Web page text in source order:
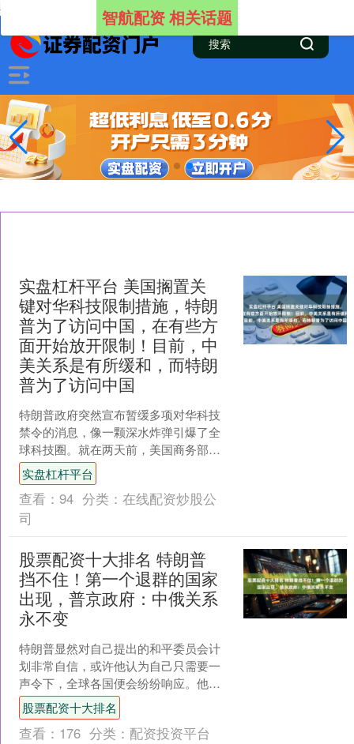
--> 智航配资 相关话题
实盘杠杆平台 美国搁置关
键对华科技限制措施，特朗
普为了访问中国，在有些方
面开始放开限制！目前，中
美关系是有所缓和，而特朗
普为了访问中国
特朗普政府突然宣布暂缓多项对华科技
禁令的消息，像一颗深水炸弹引爆了全
球科技圈。就在两天前，美国商务部刚
把中国电信、TP-Link路由器这些中国企
业从实体清单里捞....
实盘杠杆平台
查看： 94 分类： 在线配资炒股公
司
股票配资十大排名 特朗普
挡不住！第一个退群的国家
出现，普京政府：中俄关系
永不变
特朗普显然对自己提出的和平委员会计
划非常自信，或许他认为自己只需要一
声令下，全球各国便会纷纷响应。他甚
至选择将这个委员会的加入签约仪式安
排在达沃斯经济论坛上，打....
股票配资十大排名
查看： 176 分类： 配资投资平台